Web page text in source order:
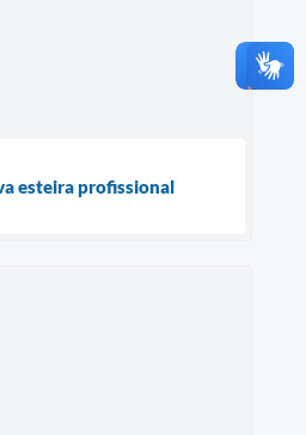
esteira profissional